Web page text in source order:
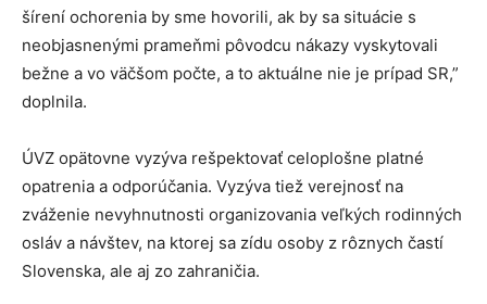
šírení ochorenia by sme hovorili, ak by sa situácie s
neobjasnenými prameňmi pôvodcu nákazy vyskytovali
bežne a vo väčšom počte, a to aktuálne nie je prípad SR,”
doplnila.
ÚVZ opätovne vyzýva rešpektovať celoplošne platné
opatrenia a odporúčania. Vyzýva tiež verejnosť na
zváženie nevyhnutnosti organizovania veľkých rodinných
osláv a návštev, na ktorej sa zídu osoby z rôznych častí
Slovenska, ale aj zo zahraničia.